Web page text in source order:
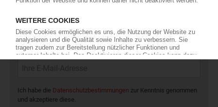
Die wichtigsten Nachrichten und Neuigkeiten aus der
Kunststoffbranche – jeden Tag brandaktuell!
Ich habe die Datenschutzbestimmungen zur Kenntnis genommen
und akzeptiere diese.